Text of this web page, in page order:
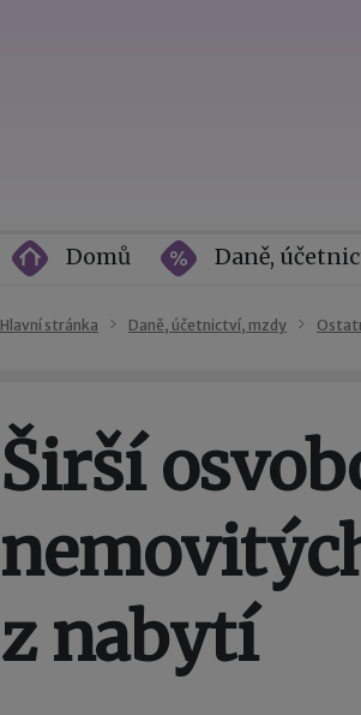
Domů Daně,
Hlavní stránka Daně, účetnictví, mzdy
Širší
z nabytí